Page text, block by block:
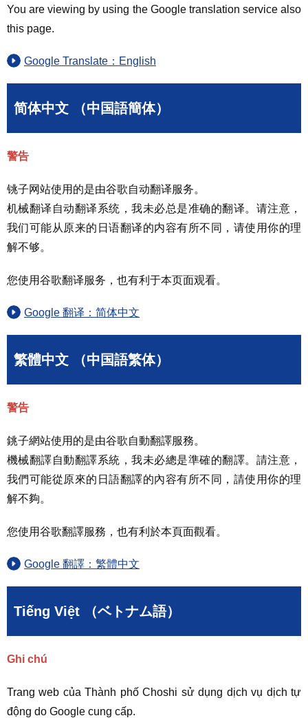
You are viewing by using the Google translation service also
this page.
Google Translate：English
简体中文 （中国語簡体）
警告
铫子网站使用的是由谷歌自动翻译服务。
机械翻译自动翻译系统，我未必总是准确的翻译。请注意，
我们可能从原来的日语翻译的内容有所不同，请使用你的理
解不够。
您使用谷歌翻译服务，也有利于本页面观看。
Google 翻译：简体中文
繁體中文 （中国語繁体）
警告
銚子網站使用的是由谷歌自動翻譯服務。
機械翻譯自動翻譯系統，我未必總是準確的翻譯。請注意，
我們可能從原來的日語翻譯的內容有所不同，請使用你的理
解不夠。
您使用谷歌翻譯服務，也有利於本頁面觀看。
Google 翻譯：繁體中文
Tiếng Việt （ベトナム語）
Ghi chú
Trang web của Thành phố Choshi sử dụng dịch vụ dịch tự
động do Google cung cấp.